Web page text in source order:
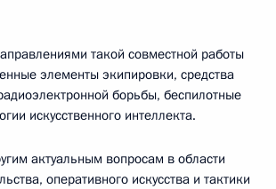
такой совместной работы
элементы экипировки, средства
борьбы, беспилотные
искусственного интеллекта.
актуальным вопросам в области
оперативного искусства и тактики